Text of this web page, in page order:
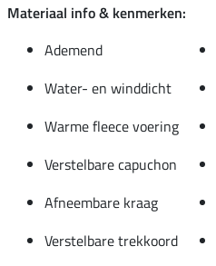
Materiaal info & kenmerken:
Ademend
Water- en winddicht
Warme fleece voering
Verstelbare capuchon
Afneembare kraag
Verstelbare trekkoord